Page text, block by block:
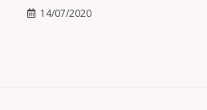
14/07/2020